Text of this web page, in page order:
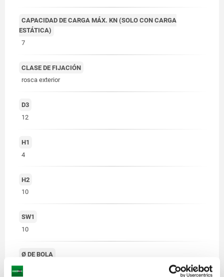
CAPACIDAD DE CARGA MÁX. KN (SOLO CON CARGA
ESTÁTICA)
7
CLASE DE FIJACIÓN
rosca exterior
D3
12
H1
4
H2
10
SW1
10
Ø DE BOLA
15